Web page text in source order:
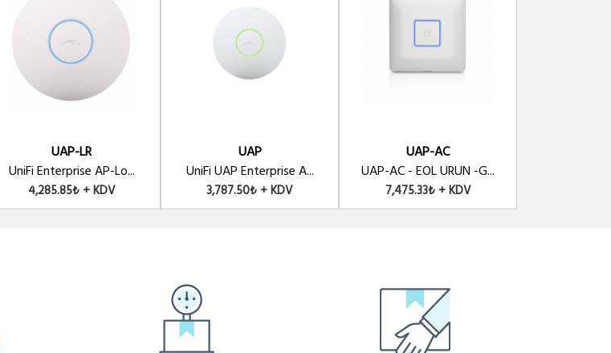
UAP-LR
UniFi Enterprise AP-Lo...
4,285.85₺ + KDV
UAP
UniFi UAP Enterprise A...
3,787.50₺ + KDV
UAP-AC
UAP-AC - EOL URUN -G...
7,475.33₺ + KDV